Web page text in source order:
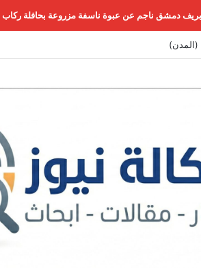
دمشق ناجم عن عبوة ناسفة مزروعة بحافلة ركاب
(المدن)